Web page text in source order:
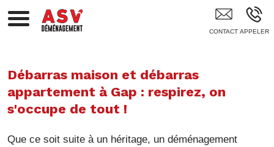
Déménageur Gap Hautes-Alpes
Débarras maison et débarras
appartement à Gap : respirez, on
s'occupe de tout !
Que ce soit suite à un héritage, un déménagement